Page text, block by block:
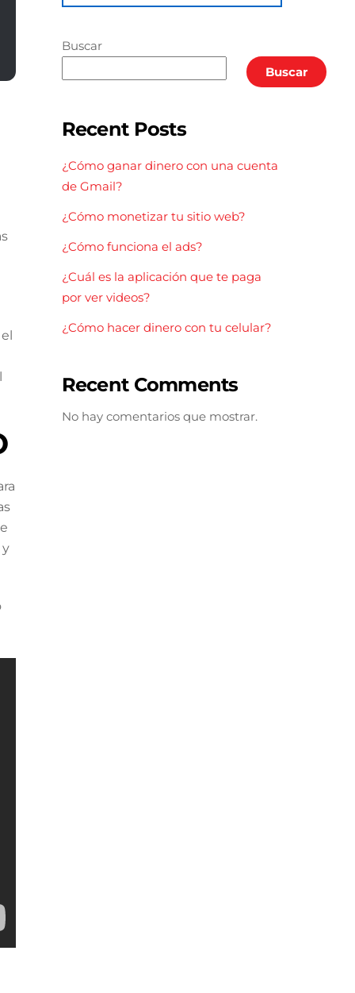
y
Buscar
Buscar
Recent Posts
¿Cómo ganar dinero con una cuenta
de Gmail?
¿Cómo monetizar tu sitio web?
¿Cómo funciona el ads?
¿Cuál es la aplicación que te paga
por ver videos?
¿Cómo hacer dinero con tu celular?
Recent Comments
No hay comentarios que mostrar.